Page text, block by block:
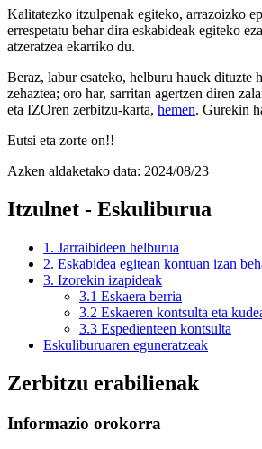
Kalitatezko itzulpenak egiteko, arrazoizko
errespetatu behar dira eskabideak egiteko
atzeratzea ekarriko du.
Beraz, labur esateko, helburu hauek
zehaztea; oro har, sarritan agertzen diren
eta IZOren zerbitzu-karta, hemen. Gurekin
Eutsi eta zorte on!!
Azken aldaketako data: 2024/08/23
Itzulnet - Eskuliburua
1. Jarraibideen helburua
2. Eskabidea egitean kontuan izan
3. Izorekin izapideak
3.1 Eskaera berria
3.2 Eskaeren kontsulta eta
3.3 Espedienteen kontsulta
Eskuliburuaren eguneratzeak
Zerbitzu erabilienak
Informazio orokorra